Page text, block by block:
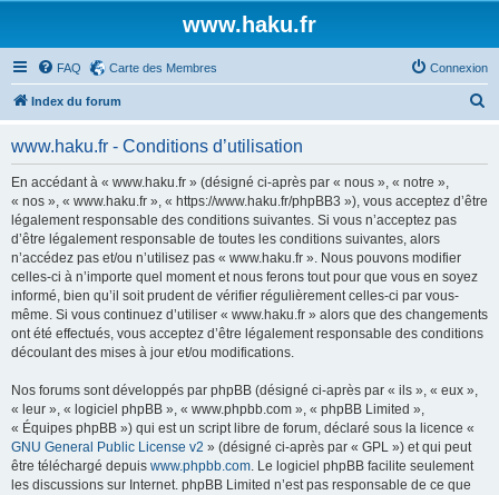
www.haku.fr
FAQ Carte des Membres Connexion
Index du forum
e
www.haku.fr - Conditions d’utilisation
En accédant à « www.haku.fr » (désigné ci-après par « nous », « notre »,
« nos », « www.haku.fr », « https://www.haku.fr/phpBB3 »), vous acceptez d’être
légalement responsable des conditions suivantes. Si vous n’acceptez pas
d’être légalement responsable de toutes les conditions suivantes, alors
n’accédez pas et/ou n’utilisez pas « www.haku.fr ». Nous pouvons modifier
celles-ci à n’importe quel moment et nous ferons tout pour que vous en soyez
informé, bien qu’il soit prudent de vérifier régulièrement celles-ci par vous-
même. Si vous continuez d’utiliser « www.haku.fr » alors que des changements
ont été effectués, vous acceptez d’être légalement responsable des conditions
découlant des mises à jour et/ou modifications.
Nos forums sont développés par phpBB (désigné ci-après par « ils », « eux »,
« leur », « logiciel phpBB », « www.phpbb.com », « phpBB Limited »,
« Équipes phpBB ») qui est un script libre de forum, déclaré sous la licence «
GNU General Public License v2 » (désigné ci-après par « GPL ») et qui peut
être téléchargé depuis www.phpbb.com. Le logiciel phpBB facilite seulement
les discussions sur Internet. phpBB Limited n’est pas responsable de ce que